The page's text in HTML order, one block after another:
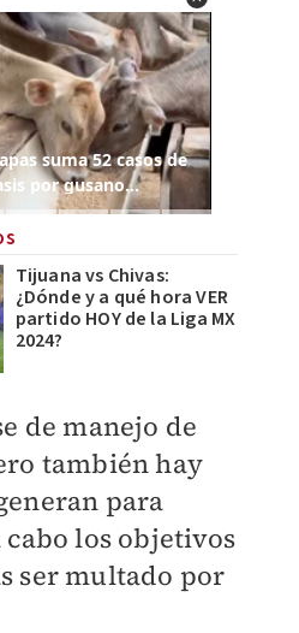
Tijuana vs Chivas:
¿Dónde y a qué hora VER
partido HOY de la Liga MX
2024?
de manejo de
también hay
para
los objetivos
ser multado por